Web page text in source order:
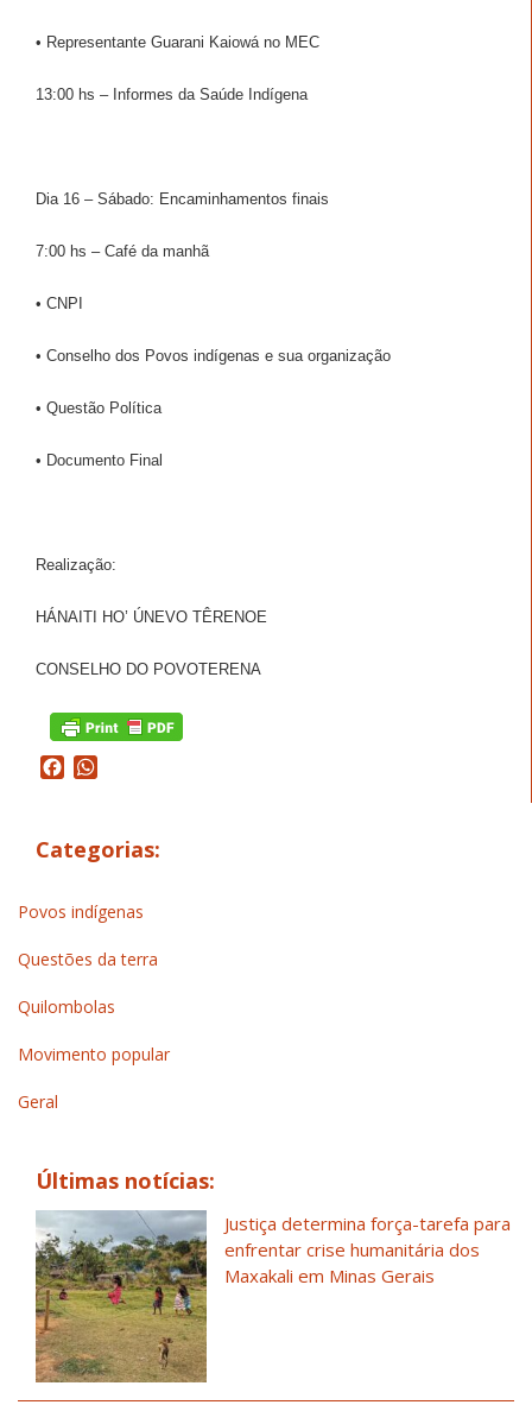
• Representante Guarani Kaiowá no MEC
13:00 hs – Informes da Saúde Indígena
Dia 16 – Sábado: Encaminhamentos finais
7:00 hs – Café da manhã
• CNPI
• Conselho dos Povos indígenas e sua organização
• Questão Política
• Documento Final
Realização:
HÁNAITI HO’ ÚNEVO TÊRENOE
CONSELHO DO POVOTERENA
Facebook
Categorias:
Povos indígenas
Questões da terra
Quilombolas
Movimento popular
Geral
Últimas notícias:
Justiça determina força-tarefa para
enfrentar crise humanitária dos
Maxakali em Minas Gerais